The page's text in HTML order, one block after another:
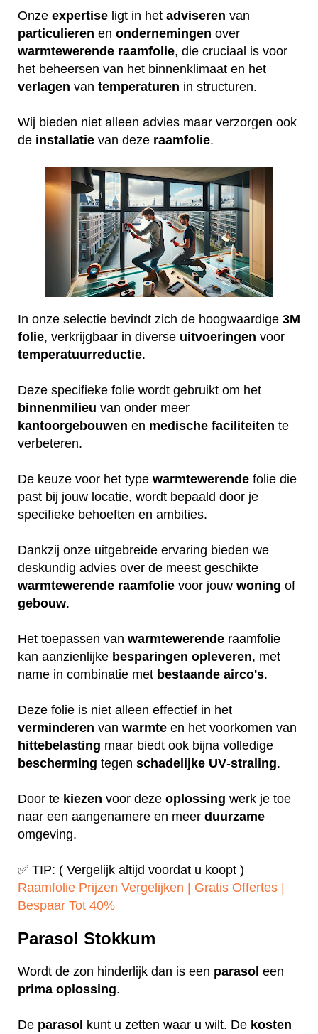
Onze expertise ligt in het adviseren van
particulieren en ondernemingen over
warmtewerende raamfolie, die cruciaal is voor
het beheersen van het binnenklimaat en het
verlagen van temperaturen in structuren.
Wij bieden niet alleen advies maar verzorgen ook
de installatie van deze raamfolie.
In onze selectie bevindt zich de hoogwaardige 3M
folie, verkrijgbaar in diverse uitvoeringen voor
temperatuurreductie.
Deze specifieke folie wordt gebruikt om het
binnenmilieu van onder meer
kantoorgebouwen en medische faciliteiten te
verbeteren.
De keuze voor het type warmtewerende folie die
past bij jouw locatie, wordt bepaald door je
specifieke behoeften en ambities.
Dankzij onze uitgebreide ervaring bieden we
deskundig advies over de meest geschikte
warmtewerende raamfolie voor jouw woning of
gebouw.
Het toepassen van warmtewerende raamfolie
kan aanzienlijke besparingen opleveren, met
name in combinatie met bestaande airco's.
Deze folie is niet alleen effectief in het
verminderen van warmte en het voorkomen van
hittebelasting maar biedt ook bijna volledige
bescherming tegen schadelijke UV-straling.
Door te kiezen voor deze oplossing werk je toe
naar een aangenamere en meer duurzame
omgeving.
✅ TIP: ( Vergelijk altijd voordat u koopt )
Raamfolie Prijzen Vergelijken | Gratis Offertes |
Bespaar Tot 40%‎
Parasol Stokkum
Wordt de zon hinderlijk dan is een parasol een
prima oplossing.
De parasol kunt u zetten waar u wilt. De kosten